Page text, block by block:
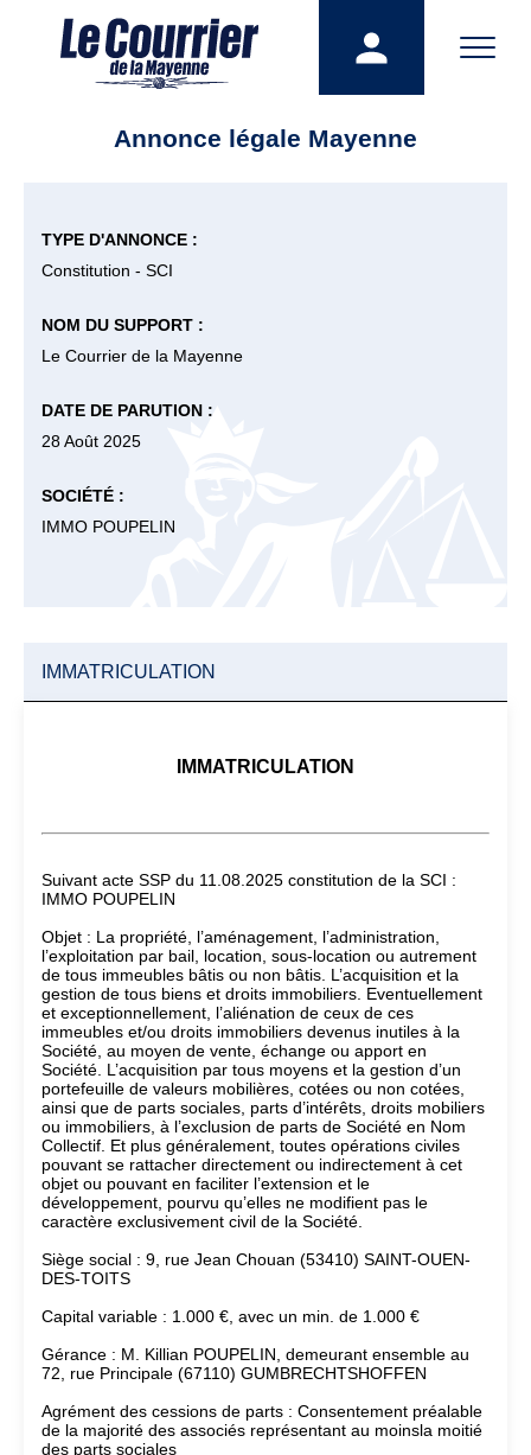
Annonce légale Mayenne
TYPE D'ANNONCE :
Constitution - SCI
NOM DU SUPPORT :
Le Courrier de la Mayenne
DATE DE PARUTION :
28 Août 2025
SOCIÉTÉ :
IMMO POUPELIN
IMMATRICULATION
IMMATRICULATION
Suivant acte SSP du 11.08.2025 constitution de la SCI :
IMMO POUPELIN
Objet : La propriété, l’aménagement, l’administration,
l’exploitation par bail, location, sous-location ou autrement
de tous immeubles bâtis ou non bâtis. L’acquisition et la
gestion de tous biens et droits immobiliers. Eventuellement
et exceptionnellement, l’aliénation de ceux de ces
immeubles et/ou droits immobiliers devenus inutiles à la
Société, au moyen de vente, échange ou apport en
Société. L’acquisition par tous moyens et la gestion d’un
portefeuille de valeurs mobilières, cotées ou non cotées,
ainsi que de parts sociales, parts d’intérêts, droits mobiliers
ou immobiliers, à l’exclusion de parts de Société en Nom
Collectif. Et plus généralement, toutes opérations civiles
pouvant se rattacher directement ou indirectement à cet
objet ou pouvant en faciliter l’extension et le
développement, pourvu qu’elles ne modifient pas le
caractère exclusivement civil de la Société.
Siège social : 9, rue Jean Chouan (53410) SAINT-OUEN-
DES-TOITS
Capital variable : 1.000 €, avec un min. de 1.000 €
Gérance : M. Killian POUPELIN, demeurant ensemble au
72, rue Principale (67110) GUMBRECHTSHOFFEN
Agrément des cessions de parts : Consentement préalable
de la majorité des associés représentant au moinsla moitié
des parts sociales